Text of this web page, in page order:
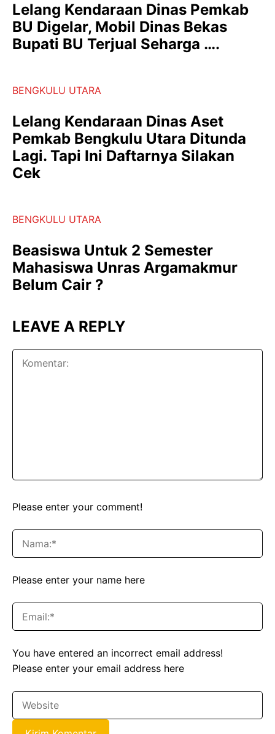
Lelang Kendaraan Dinas Pemkab
BU Digelar, Mobil Dinas Bekas
Bupati BU Terjual Seharga ….
BENGKULU UTARA
Lelang Kendaraan Dinas Aset
Pemkab Bengkulu Utara Ditunda
Lagi. Tapi Ini Daftarnya Silakan
Cek
BENGKULU UTARA
Beasiswa Untuk 2 Semester
Mahasiswa Unras Argamakmur
Belum Cair ?
LEAVE A REPLY
Please enter your comment!
Please enter your name here
You have entered an incorrect email address!
Please enter your email address here